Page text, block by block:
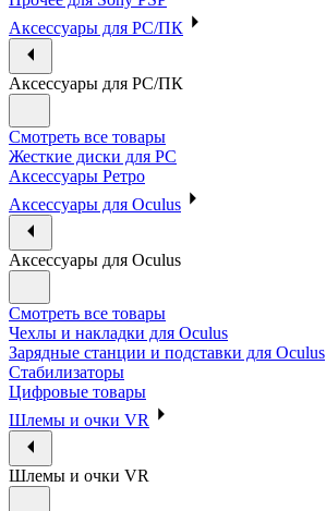
Аксессуары для PC/ПК
Аксессуары для PC/ПК
Смотреть все товары
Жесткие диски для PC
Аксессуары Ретро
Аксессуары для Oculus
Аксессуары для Oculus
Смотреть все товары
Чехлы и накладки для Oculus
Зарядные станции и подставки для Oculus
Стабилизаторы
Цифровые товары
Шлемы и очки VR
Шлемы и очки VR